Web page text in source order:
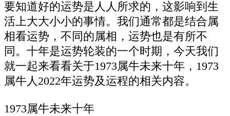
要知道好的运势是人人所求的，这影响到生
活上大大小小的事情。我们通常都是结合属
相看运势，不同的属相，运势也是有所不
同。十年是运势轮装的一个时期，今天我们
就一起来看看关于1973属牛未来十年，1973
属牛人2022年运势及运程的相关内容。
1973属牛未来十年